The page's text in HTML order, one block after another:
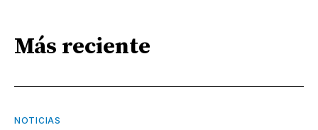
Más reciente
NOTICIAS